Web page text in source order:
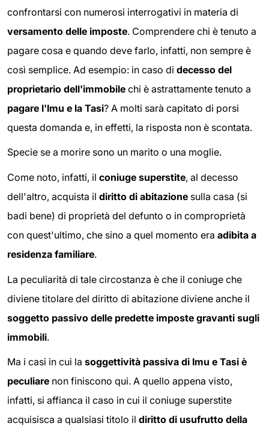
confrontarsi con numerosi interrogativi in materia di
versamento delle imposte. Comprendere chi è tenuto a
pagare cosa e quando deve farlo, infatti, non sempre è
così semplice. Ad esempio: in caso di decesso del
proprietario dell'immobile chi è astrattamente tenuto a
pagare l'Imu e la Tasi? A molti sarà capitato di porsi
questa domanda e, in effetti, la risposta non è scontata.
Specie se a morire sono un marito o una moglie.
Come noto, infatti, il coniuge superstite, al decesso
dell'altro, acquista il diritto di abitazione sulla casa (si
badi bene) di proprietà del defunto o in comproprietà
con quest'ultimo, che sino a quel momento era adibita a
residenza familiare.
La peculiarità di tale circostanza è che il coniuge che
diviene titolare del diritto di abitazione diviene anche il
soggetto passivo delle predette imposte gravanti sugli
immobili.
Ma i casi in cui la soggettività passiva di Imu e Tasi è
peculiare non finiscono qui. A quello appena visto,
infatti, si affianca il caso in cui il coniuge superstite
acquisisca a qualsiasi titolo il diritto di usufrutto della